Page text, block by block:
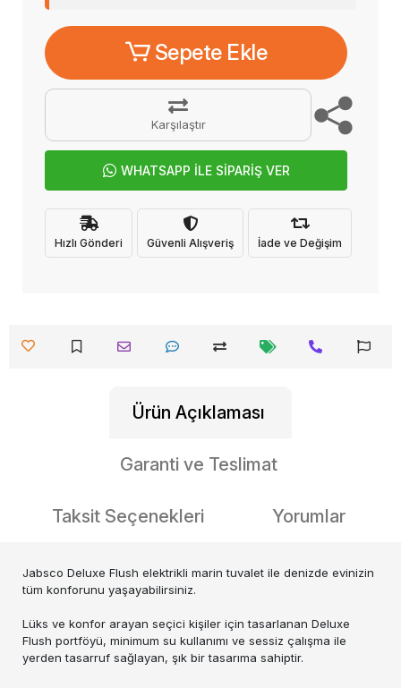
Sepete Ekle
Karşılaştır
WHATSAPP İLE SİPARİŞ VER
Hızlı Gönderi Güvenli Alışveriş İade ve Değişim
Ürün Açıklaması
Garanti ve Teslimat
Taksit Seçenekleri Yorumlar
Jabsco Deluxe Flush elektrikli marin tuvalet ile denizde evinizin
tüm konforunu yaşayabilirsiniz.
Lüks ve konfor arayan seçici kişiler için tasarlanan Deluxe
Flush portföyü, minimum su kullanımı ve sessiz çalışma ile
yerden tasarruf sağlayan, şık bir tasarıma sahiptir.